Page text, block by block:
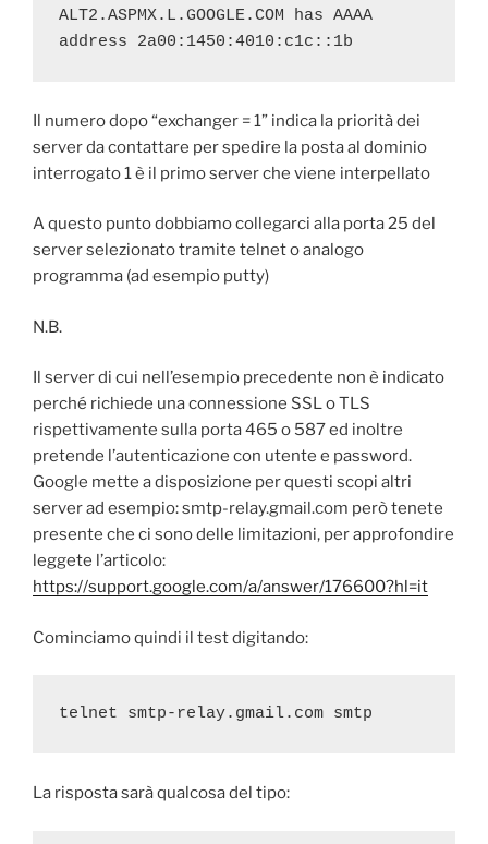
ALT2.ASPMX.L.GOOGLE.COM has AAAA
address 2a00:1450:4010:c1c::1b
Il numero dopo “exchanger = 1” indica la priorità dei
server da contattare per spedire la posta al dominio
interrogato 1 è il primo server che viene interpellato
A questo punto dobbiamo collegarci alla porta 25 del
server selezionato tramite telnet o analogo
programma (ad esempio putty)
N.B.
Il server di cui nell’esempio precedente non è indicato
perché richiede una connessione SSL o TLS
rispettivamente sulla porta 465 o 587 ed inoltre
pretende l’autenticazione con utente e password.
Google mette a disposizione per questi scopi altri
server ad esempio: smtp-relay.gmail.com però tenete
presente che ci sono delle limitazioni, per approfondire
leggete l’articolo:
https://support.google.com/a/answer/176600?hl=it
Cominciamo quindi il test digitando:
telnet smtp-relay.gmail.com smtp
La risposta sarà qualcosa del tipo: